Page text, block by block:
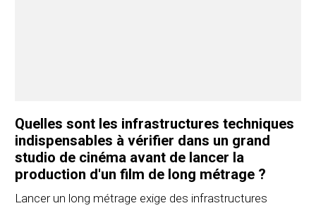
Quelles sont les infrastructures techniques
indispensables à vérifier dans un grand
studio de cinéma avant de lancer la
production d'un film de long métrage ?
Lancer un long métrage exige des infrastructures